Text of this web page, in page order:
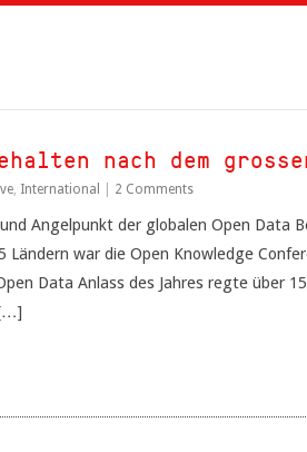
nach dem
, International 2 Comments
Angelpunkt der globalen Open Data
war die Open Knowledge
Data Anlass des Jahres regte über